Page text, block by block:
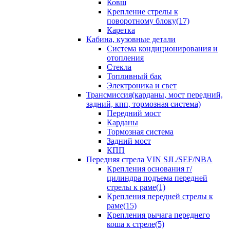
Ковш
Крепление стрелы к
поворотному блоку(17)
Каретка
Кабина, кузовные детали
Система кондиционирования и
отопления
Стекла
Топливный бак
Электроника и свет
Трансмиссия(карданы, мост передний,
задний, кпп, тормозная система)
Передний мост
Карданы
Тормозная система
Задний мост
КПП
Передняя стрела VIN SJL/SEF/NBA
Крепления основания г/
цилиндра подъема передней
стрелы к раме(1)
Крепления передней стрелы к
раме(15)
Крепления рычага переднего
коша к стреле(5)